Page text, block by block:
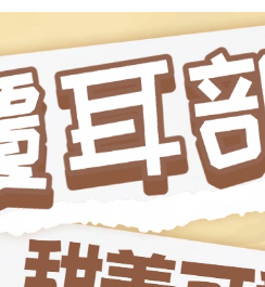
2.基於同意付款使用「大哥付你分期」之契
資料（包含姓名、電話或地址）提供予台灣
用，由本公司與您本人進行分期帳單所需資
3.完整用戶服務條款，請詳閱以下連結：
※ 交易是否成功請以「AFTEE先享後付 」
是否繳費成功／繳費後需取消欲退款等相關
付客戶支援中心」https://
【注意事項】
１．透過由恩沛科技股份有限公司提供之「
交易，需依本服務之必要範圍內提供個人資
求債權轉讓予恩沛科技股份有限公司。
２．關於個人資料處理事宜，請瀏覽以下網
https://aftee.tw/terms/#terms3
３．未成年的使用者請事先徵得法定代理人
「AFTEE先享後付」，若未經同意申辦者
任。
４．使用「AFTEE先享後付」時，將依據個
免運費
宅配
免運費
宅配-離島
免運費
付款後門市自取